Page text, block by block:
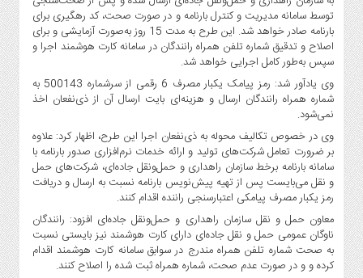
توسط سامانه مدیریت و کنترل بارنامه و در صورت صحت، کد رهگیری برای
بارنامه صادر خواهد شد. این طرح به مدت 15 روز به‌صورت آزمایشی و برای
اصلاح و تدقیق شماره تلفن همراه رانندگان در سامانه کارت هوشمند اجرا و
سپس به‌طور کامل اجرایی خواهد شد.
وی یادآور شد: رمز پیامک یکبار مصرف 6 رقمی از سرشماره 500143 به
شماره همراه رانندگان ارسال و هزینه‌ای بایت ارسال آن از ذی‌نفعان اخذ
نمی‌شود.
وی در خصوص تکالیف محوله به ذی‌نفعان اجرا این طرح، اظهار کرد: علاوه
بر ضرورت تعامل شرکت‌های تولید و ارائه خدمات نرم‌افزاری صدور بارنامه با
سامانه بارنامه برخط سازمان راهداری و حمل‌ونقل جاده‌ای، شرکت‌های حمل
و نقل می‌بایست پس از تهیه پیش‌نویس بارنامه نسبت به ارسال و دریافت
رمز یکبار مصرف پیامکی اعتبارسنجی راننده اقدام کنند.
معاون حمل و نقل سازمان راهداری و حمل‌ونقل جاده‌ای افزود: رانندگان
ناوگان عمومی حمل و نقل جاده‌ای دارای کارت هوشمند نیز بایستی نسبت
به صحت شماره تلفن همراه مندرج در سوابق سامانه کارت هوشمند اقدام
کرده و و در صورت عدم صحت، شماره همراه ثبت شده را اصلاح کنند.